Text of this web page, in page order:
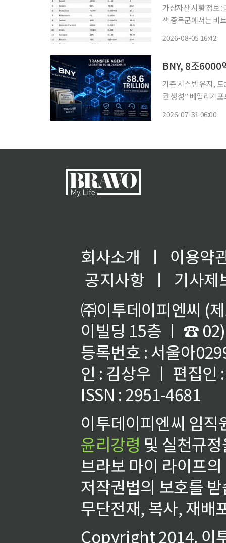
가상자산 시황 정보
색 종목군에서는 비
2026-08-05 16:42
기존 시스템 유지,
권 생성” 베일리기
2026-07-31 06:00
회사소개 ㅣ
이용약
공지사항
ㅣ
기사제
㈜이투데이피엔씨 (
이빌딩 15층 ㅣ ☎
등록번호 : 서울아
인 : 김상우 ㅣ 편집인
ISSN : 2951-4681
이투데이피엔씨 임
윤리강령 및 실천규
브라보 마이 라이프
저작권법의 보호를
무단전재, 복사, 재배
Copyright 2014. 이